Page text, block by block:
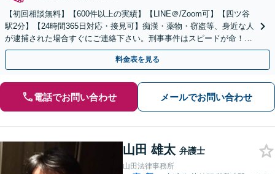
【初回相談無料】【600件以上の実績】【LINE＠/Zoom可】【四ツ谷
駅2分】【24時間365日対応・接見可】痴漢・薬物・窃盗等、身近な人
が逮捕された場合すぐにご連絡下さい。刑事事件はスピードが命！依
頼者の社会人生命を守ります。
料金表を見る
電話でお問い合わせ メールでお問い合わせ
山田 雄太 弁護士
山田法律事務所